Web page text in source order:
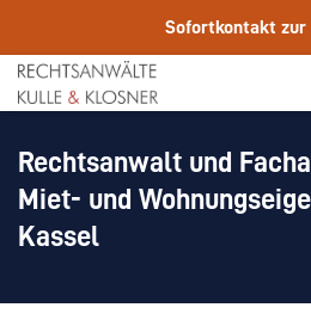
Sofortkontakt zur
Wir sind für Sie da.
Ihre Fachanwälte in Kassel
Telefon
+49 561 72002-0
E-Mail
Rechtsanwalt und
Miet- und
Kassel